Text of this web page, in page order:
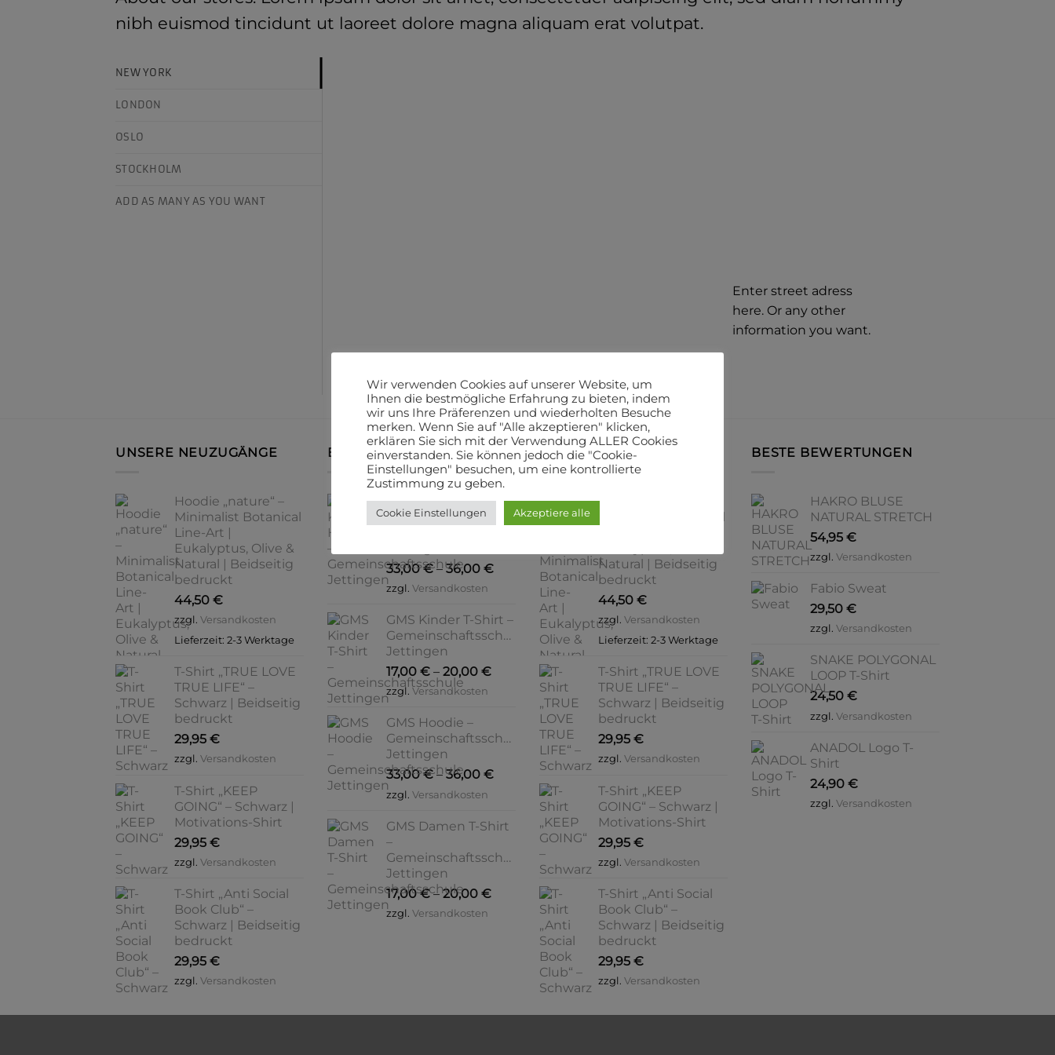
nibh euismod tincidunt ut laoreet dolore magna aliquam erat volutpat.
NEW YORK
LONDON
OSLO
STOCKHOLM
ADD AS MANY AS YOU WANT
Enter street adress
here. Or any other
information you want.
UNSERE NEUZUGÄNGE
Hoodie „nature“ –
Minimalist Botanical
Line-Art |
Eukalyptus, Olive &
Natural | Beidseitig
bedruckt
44,50 €
zzgl. Versandkosten
Lieferzeit: 2-3 Werktage
T-Shirt „TRUE LOVE
TRUE LIFE“ –
Schwarz | Beidseitig
bedruckt
29,95 €
zzgl. Versandkosten
T-Shirt „KEEP
GOING“ – Schwarz |
Motivations-Shirt
29,95 €
zzgl. Versandkosten
T-Shirt „Anti Social
Book Club“ –
Schwarz | Beidseitig
bedruckt
29,95 €
zzgl. Versandkosten
BESTSELLER
GMS Kinder Hoodie
–
33,00€–36,00 €
zzgl. Versandkosten
GMS Kinder T-Shirt –
Gemeinschaftsschule
Jettingen
17,00 € – 20,00 €
zzgl. Versandkosten
GMS Hoodie –
Gemeinschaftsschule
Jettingen
33,00€–36,00 €
zzgl. Versandkosten
GMS Damen T-Shirt
–
Gemeinschaftsschule
Jettingen
17,00€–20,00 €
zzgl. Versandkosten
VORGESTELLT
Hoodie „nature“ –
Minimalist Botanical
Natural | Beidseitig
bedruckt
44,50 €
zzgl. Versandkosten
Lieferzeit: 2-3 Werktage
T-Shirt „TRUE LOVE
TRUE LIFE“ –
Schwarz | Beidseitig
bedruckt
29,95 €
zzgl. Versandkosten
T-Shirt „KEEP
GOING“ – Schwarz |
Motivations-Shirt
29,95 €
zzgl. Versandkosten
T-Shirt „Anti Social
Book Club“ –
Schwarz | Beidseitig
bedruckt
29,95 €
zzgl. Versandkosten
BESTE BEWERTUNGEN
HAKRO BLUSE
NATURAL STRETCH
54,95 €
zzgl. Versandkosten
Fabio Sweat
29,50 €
zzgl. Versandkosten
SNAKE POLYGONAL
LOOP T-Shirt
24,50 €
zzgl. Versandkosten
ANADOL Logo T-
Shirt
24,90 €
zzgl. Versandkosten
Wir verwenden Cookies auf unserer Website, um
Ihnen die bestmögliche Erfahrung zu bieten, indem
wir uns Ihre Präferenzen und wiederholten Besuche
merken. Wenn Sie auf "Alle akzeptieren" klicken,
erklären Sie sich mit der Verwendung ALLER Cookies
einverstanden. Sie können jedoch die "Cookie-
Einstellungen" besuchen, um eine kontrollierte
Zustimmung zu geben.
Cookie Einstellungen Akzeptiere alle